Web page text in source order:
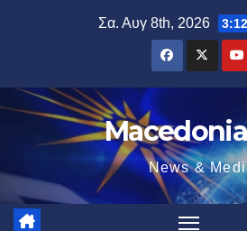
Σα. Αυγ 8th, 2026
News &